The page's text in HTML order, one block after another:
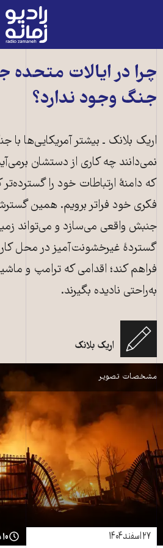
رادیو
زمانه
اصلی
چرا در ایالات
جنگ وجود ندارد؟
اریک بلانک ـ بیشتر آمریکایی‌ها با
نمی‌دانند چه کاری از دستشان
که دامنهٔ ارتباطات خود را
فکری خود فراتر برویم. همین
جنبش واقعی می‌سازد و می‌تواند
گستردهٔ غیرخشونت‌آمیز در محل
فراهم کند؛ اقدامی که ترامپ و
به‌راحتی نادیده بگیرند.
اریک بلانک
نمایش
مشخصات تصویر
متعدد در این منطقه غیرقابل استفاده شدند. Hassan Ghaed/AFP
۲۷ اسفند ۱۴۰۴ ۱۰ دقیقه